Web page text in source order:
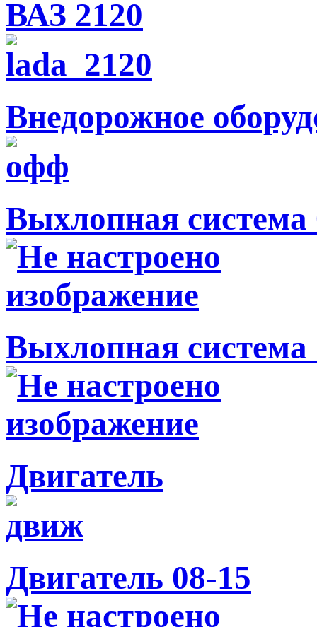
ВАЗ 2120
Внедорожное
Выхлопная система
Выхлопная система
Двигатель
Двигатель 08-15